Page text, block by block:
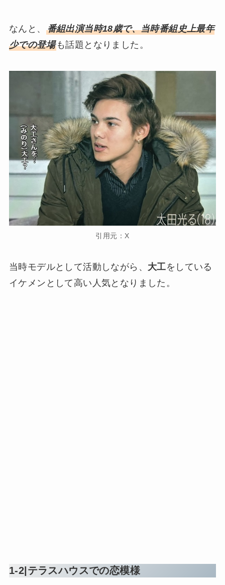
なんと、 番組出演当時18歳で、当時番組史上最年
少での登場も話題となりました。
引用元：X
当時モデルとして活動しながら、 大工をしている
イケメンとして高い人気となりました。
1-2|テラスハウスでの恋模様